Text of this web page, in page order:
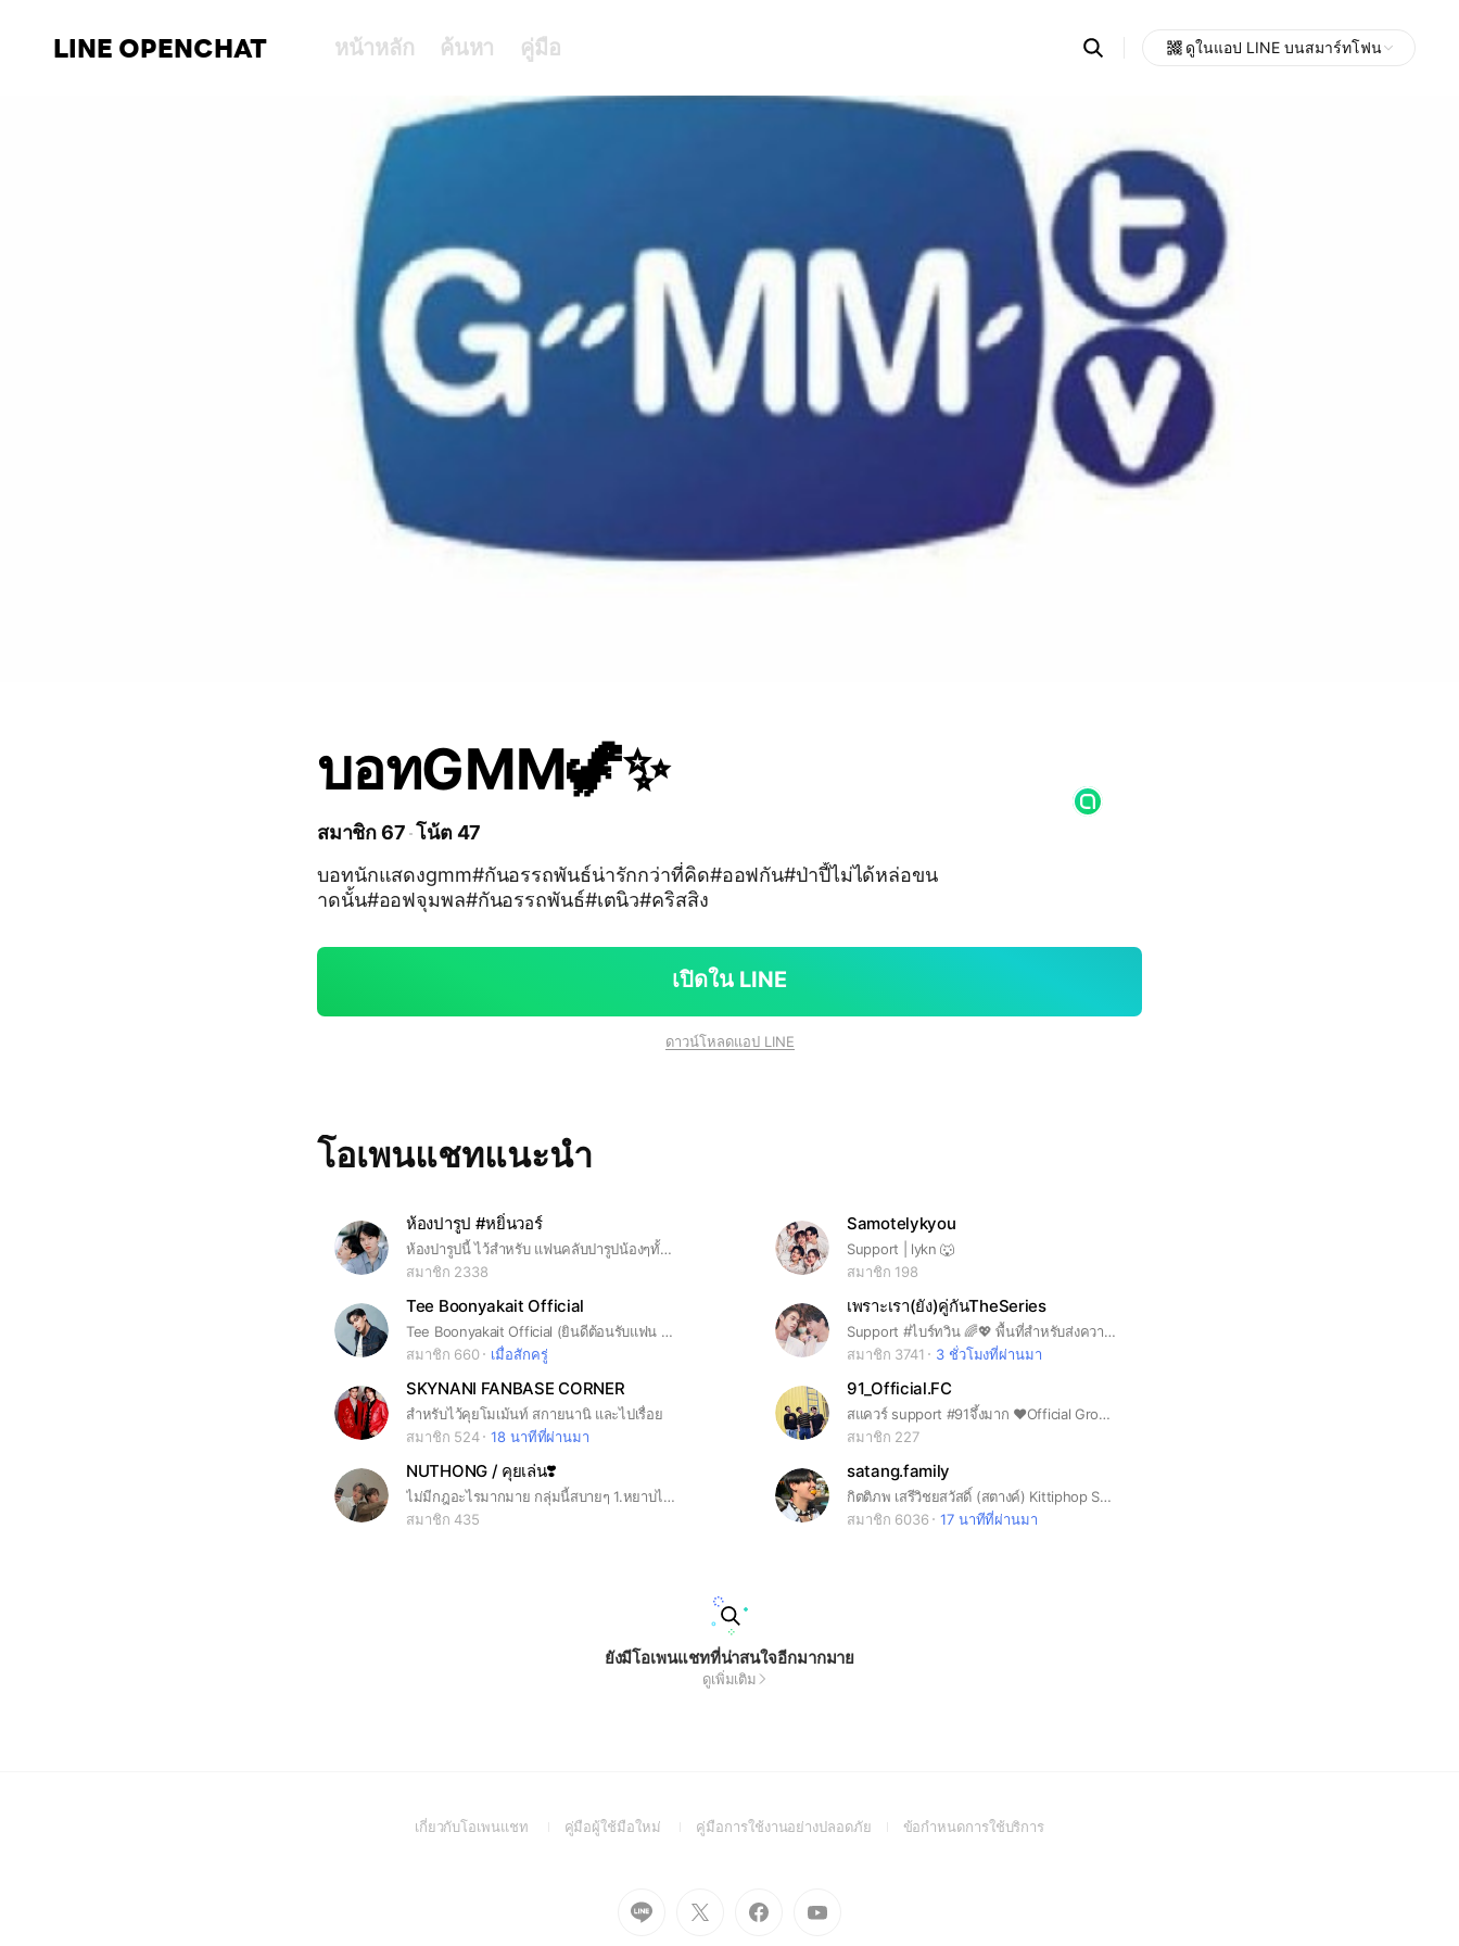
LINE OPENCHAT หน้าหลัก ค้นหา คู่มือ Search
OpenChatsดูในแอป LINE บนสมาร์ทโฟน
บอทGMM🦖✨
สมาชิก 67 โน้ต 47
บอทนักแสดงgmm#กันอรรถพันธ์น่ารักกว่าที่คิด#ออฟกัน#ป่าปี้ไม่ได้หล่อขน
าดนั้น#ออฟจุมพล#กันอรรถพันธ์#เตนิว#คริสสิง
เปิดใน LINE
ดาวน์โหลดแอป LINE
โอเพนแชทแนะนำ
ห้องปารูป #หยิ่นวอร์
ห้องปารูปนี้ ไว้สำหรับ แฟนคลับปารูปน้องๆทั้งสองมาให้ทุกคนได้เชยชมร่วมกันนะคะ
สมาชิก 2338
Samotelykyou
Support | lykn 🐺
สมาชิก 198
Tee Boonyakait Official
Tee Boonyakait Official (ยินดีต้อนรับแฟน ๆ ทุกท่านนะคะ เข้ากลุ่มแล้วรบกวนอ่านโน้ตนะคะ)
สมาชิก 660
เมื่อสักครู่
เพราะเรา(ยัง)คู่กันTheSeries
Support #ไบร์ทวิน 🌈💖 พื้นที่สำหรับส่งความฟินจิ้นพูดคุยซีรีส์ #เพราะเราคู่กัน #คั่นกู #ยังคั่นกู #ทีมสารวัตร #ทีมไทน์ พร้อมอัพเดทตารางงาน + ผลงานต่าง ๆ ทุกวัน ⚘
สมาชิก 3741
3 ชั่วโมงที่ผ่านมา
SKYNANI FANBASE CORNER
สำหรับไว้คุยโมเม้นท์ สกายนานิ และไปเรื่อย
สมาชิก 524
18 นาทีที่ผ่านมา
91_Official.FC
สแควร์ support #91จึ้งมาก ❤️Official Group💚💙💛 ก่อตั้งเมื่อวันที่ 13/05/63 เวลา 22:53
สมาชิก 227
NUTHONG / คุยเล่น❣️
ไม่มีกฎอะไรมากมาย กลุ่มนี้สบายๆ 1.หยาบได้นิดหน่อย แต่อย่าเยอะมาก ถ้าจะหยาบขอไปในทางฟิน แบบเชิงบวกนะคะ 2.ห้ามว่า ด่าศิลปินเด็ดขาด ห้ามว่ากล่าวเชิงลบ หากเกิดขึ้น บล็อกทันที 3.หากอยากส่งรูป/ส่งคลิปที่ไม่ใช่ของตัวเอง โปรดให้เครดิตเจ้าของรูป/คลิปด้วยนะคะ 4.บ้านนี้บ้านนัทฮงนะคะ พูดถึงคู่อื่นได้นิดหน่อย แต่อย่าเยอะค่ะ ดราม่ามา เดี๋ยวเป็นเรื่อง 🚨และสุดท้าย สำคัญต่อใจทางบ้านนัทฮงมากๆนะคะ ‼️คนที่เข้ามาต้องเป็น Extrovert หรือ Ambivert เท่านั้นนะคะ‼️จริงๆไม่ต้องเป็นก็ได้หรอก แค่รักนัทฮงก็เข้าได้แล้ว แต่แค่ไม่อยากให้บ้านเงียบ อิอิ
สมาชิก 435
satang.family
กิตติภพ เสรีวิชยสวัสดิ์ (สตางค์) Kittiphop Sereevichayasawat #กระปุกของสตางค์ #satangks
สมาชิก 6036
17 นาทีที่ผ่านมา
ยังมีโอเพนแชทที่น่าสนใจอีกมากมาย
ดูเพิ่มเติม
เกี่ยวกับโอเพนแชท
(Openคู่มือผู้ใช้มือใหม่
(Open
window)
คู่มือการใช้งานอย่างปลอดภัย(Openข้อกำหนดการใช้บริการ(Open
Go
to
Go
to
Go
to
to